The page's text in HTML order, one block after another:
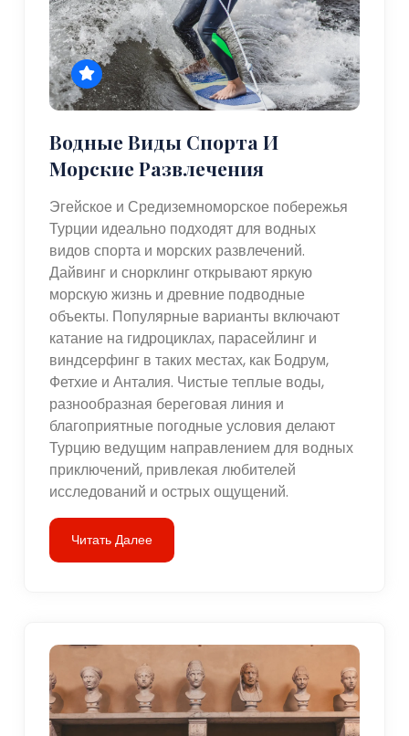
Водные Виды Спорта И
Морские Развлечения
Эгейское и Средиземноморское побережья
Турции идеально подходят для водных
видов спорта и морских развлечений.
Дайвинг и снорклинг открывают яркую
морскую жизнь и древние подводные
объекты. Популярные варианты включают
катание на гидроциклах, парасейлинг и
виндсерфинг в таких местах, как Бодрум,
Фетхие и Анталия. Чистые теплые воды,
разнообразная береговая линия и
благоприятные погодные условия делают
Турцию ведущим направлением для водных
приключений, привлекая любителей
исследований и острых ощущений.
Читать Далее